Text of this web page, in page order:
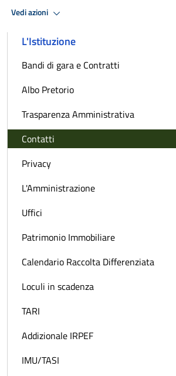
Vedi azioni
L'Istituzione
Bandi di gara e Contratti
Albo Pretorio
Trasparenza Amministrativa
Contatti
Privacy
L'Amministrazione
Uffici
Patrimonio Immobiliare
Calendario Raccolta Differenziata
Loculi in scadenza
TARI
Addizionale IRPEF
IMU/TASI